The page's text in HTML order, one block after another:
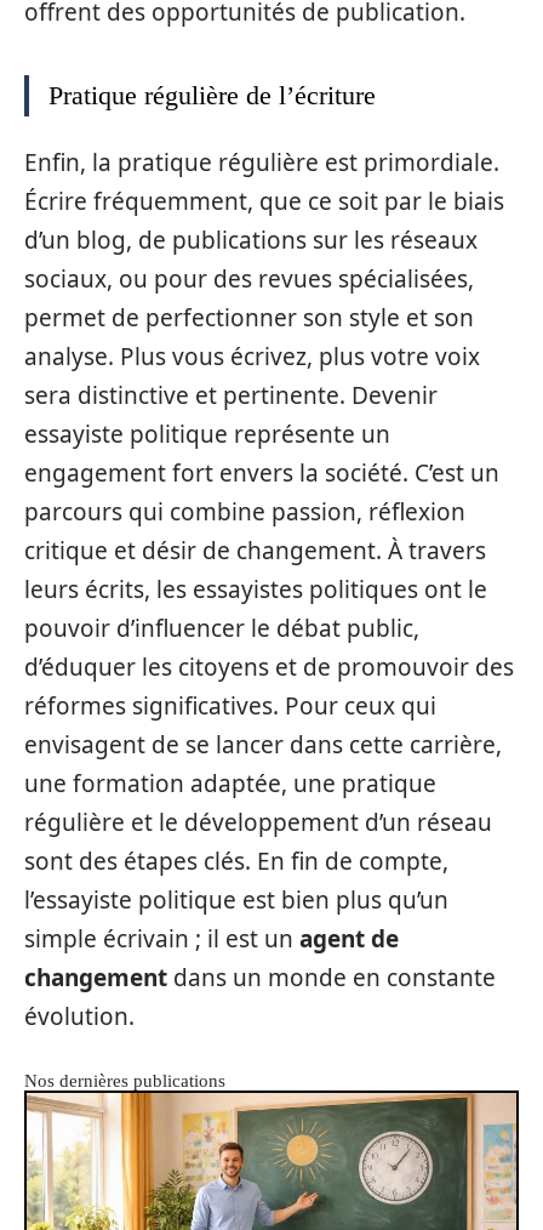
offrent des opportunités de publication.
Pratique régulière de l’écriture
Enfin, la pratique régulière est primordiale.
Écrire fréquemment, que ce soit par le biais
d’un blog, de publications sur les réseaux
sociaux, ou pour des revues spécialisées,
permet de perfectionner son style et son
analyse. Plus vous écrivez, plus votre voix
sera distinctive et pertinente. Devenir
essayiste politique représente un
engagement fort envers la société. C’est un
parcours qui combine passion, réflexion
critique et désir de changement. À travers
leurs écrits, les essayistes politiques ont le
pouvoir d’influencer le débat public,
d’éduquer les citoyens et de promouvoir des
réformes significatives. Pour ceux qui
envisagent de se lancer dans cette carrière,
une formation adaptée, une pratique
régulière et le développement d’un réseau
sont des étapes clés. En fin de compte,
l’essayiste politique est bien plus qu’un
simple écrivain ; il est un agent de
changement dans un monde en constante
évolution.
Nos dernières publications